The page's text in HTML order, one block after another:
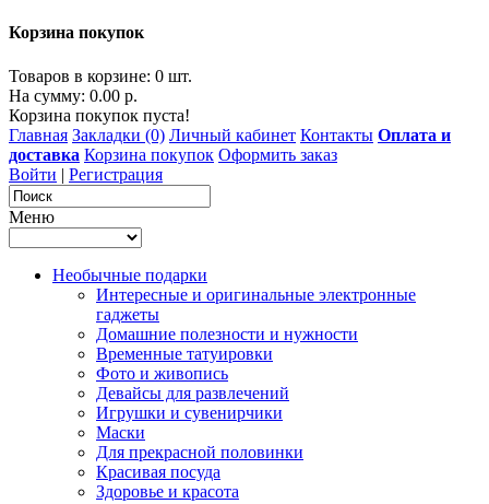
Корзина покупок
Товаров в корзине: 0 шт.
На сумму: 0.00 р.
Корзина покупок пуста!
Главная Закладки (0) Личный кабинет Контакты Оплата и
доставка Корзина покупок Оформить заказ
Войти | Регистрация
Меню
Необычные подарки
Интересные и оригинальные электронные
гаджеты
Домашние полезности и нужности
Временные татуировки
Фото и живопись
Девайсы для развлечений
Игрушки и сувенирчики
Маски
Для прекрасной половинки
Красивая посуда
Здоровье и красота